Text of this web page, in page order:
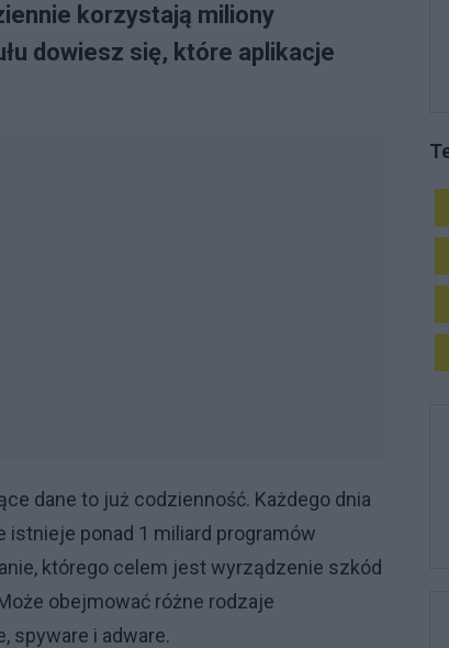
korzystają miliony
dowiesz się, które aplikacje
dane to już codzienność. Każdego dnia
istnieje ponad 1 miliard programów
którego celem jest wyrządzenie szkód
obejmować różne rodzaje
spyware i adware.